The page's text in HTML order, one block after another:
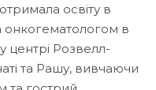
освіту в
онкогематологом в
центрі Розвелл-
та Рашу, вивчаючи